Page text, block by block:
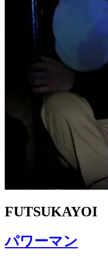
FUTSUKAYOI
パワーマン